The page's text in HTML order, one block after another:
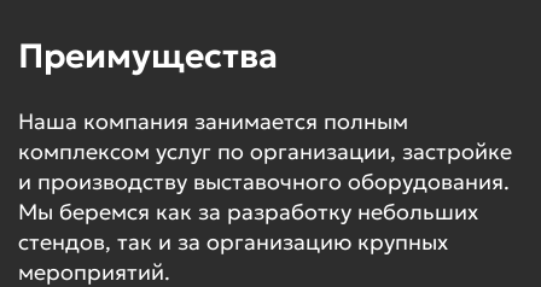
Преимущества
Наша компания занимается полным
комплексом услуг по организации, застройке
и производству выставочного оборудования.
Мы беремся как за разработку небольших
стендов, так и за организацию крупных
мероприятий.